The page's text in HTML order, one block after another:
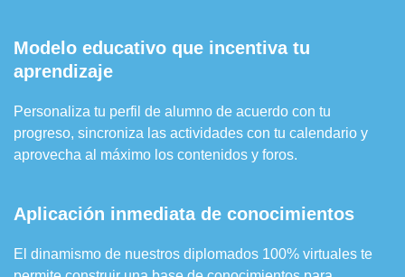
Modelo educativo que incentiva tu
aprendizaje
Personaliza tu perfil de alumno de acuerdo con tu
progreso, sincroniza las actividades con tu calendario y
aprovecha al máximo los contenidos y foros.
Aplicación inmediata de conocimientos
El dinamismo de nuestros diplomados 100% virtuales te